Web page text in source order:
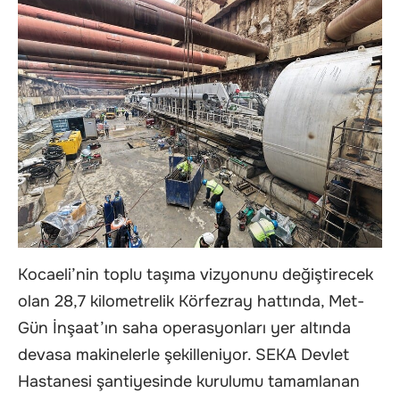
Kocaeli’nin toplu taşıma vizyonunu değiştirecek
olan 28,7 kilometrelik Körfezray hattında, Met-
Gün İnşaat’ın saha operasyonları yer altında
devasa makinelerle şekilleniyor. SEKA Devlet
Hastanesi şantiyesinde kurulumu tamamlanan